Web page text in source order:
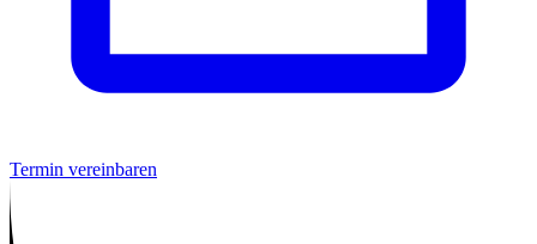
Termin vereinbaren